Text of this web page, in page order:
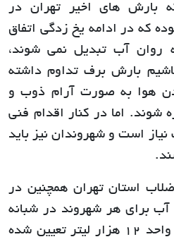
بارش های اخیر تهران در
که در ادامه یخ زدگی اتفاق
روان آب تبدیل نمی شوند،
بارش برف تداوم داشته
هوا به صورت آرام ذوب و
اما در کنار اقدام فنی
است و شهروندان نیز باید
استان تهران همچنین در
برای هر شهروند در شبانه
روز 130 لیتر و برای هر واحد 12 هزار لیتر تعیین شده